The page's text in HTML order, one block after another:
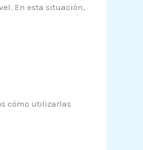
En esta situación,
cómo utilizarlas